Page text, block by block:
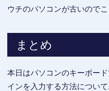
ウチのパソコンが古いので
まとめ
本日はパソコンのキーボー
インを入力する方法について